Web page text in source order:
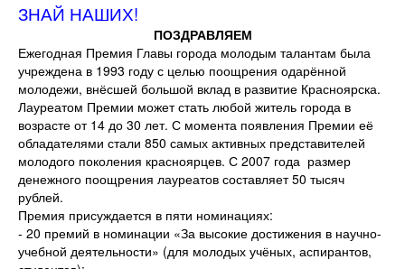
ЗНАЙ НАШИХ!
ПОЗДРАВЛЯЕМ
Ежегодная Премия Главы города молодым талантам была
учреждена в 1993 году с целью поощрения одарённой
молодежи, внёсшей большой вклад в развитие Красноярска.
Лауреатом Премии может стать любой житель города в
возрасте от 14 до 30 лет. С момента появления Премии её
обладателями стали 850 самых активных представителей
молодого поколения красноярцев. С 2007 года размер
денежного поощрения лауреатов составляет 50 тысяч
рублей.
Премия присуждается в пяти номинациях:
- 20 премий в номинации «За высокие достижения в научно-
учебной деятельности» (для молодых учёных, аспирантов,